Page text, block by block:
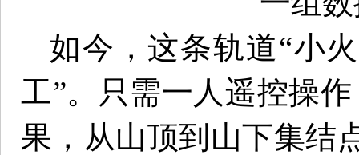
如今，这条轨道“小
工”。只需一人遥控操
果，从山顶到山下集结